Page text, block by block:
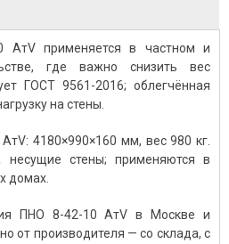
применяется в частном и
где важно снизить вес
ГОСТ 9561-2016; облегчённая
на стены.
4180×990×160 мм, вес 980 кг.
стены; применяются в
домах.
ПНО 8-42-10 АтV в Москве и
от производителя — со склада, с